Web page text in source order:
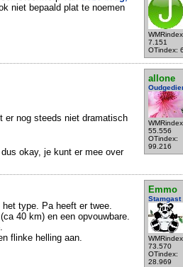
7.151
OTindex:
niet bepaald plat te noemen
allone
55.556
OTindex:
99.216
er nog steeds niet dramatisch
okay, je kunt er mee over
Emmo
Stamgast
73.570
OTindex:
28.969
type. Pa heeft er twee.
40 km) en een opvouwbare.
flinke helling aan.